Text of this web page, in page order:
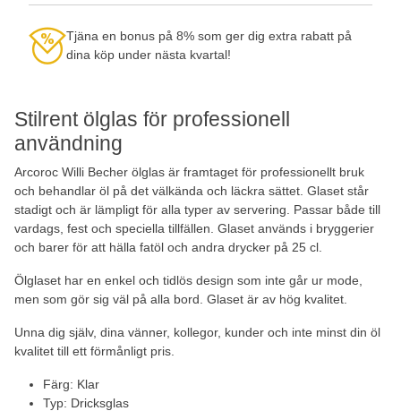
Stilrent ölglas för professionell
användning
Arcoroc Willi Becher ölglas är framtaget för professionellt bruk
och behandlar öl på det välkända och läckra sättet. Glaset står
stadigt och är lämpligt för alla typer av servering. Passar både till
vardags, fest och speciella tillfällen. Glaset används i bryggerier
och barer för att hälla fatöl och andra drycker på 25 cl.
Ölglaset har en enkel och tidlös design som inte går ur mode,
men som gör sig väl på alla bord. Glaset är av hög kvalitet.
Unna dig själv, dina vänner, kollegor, kunder och inte minst din öl
kvalitet till ett förmånligt pris.
Färg: Klar
Typ: Dricksglas
Tjäna en bonus på 8% som ger dig extra rabatt på
dina köp under nästa kvartal!